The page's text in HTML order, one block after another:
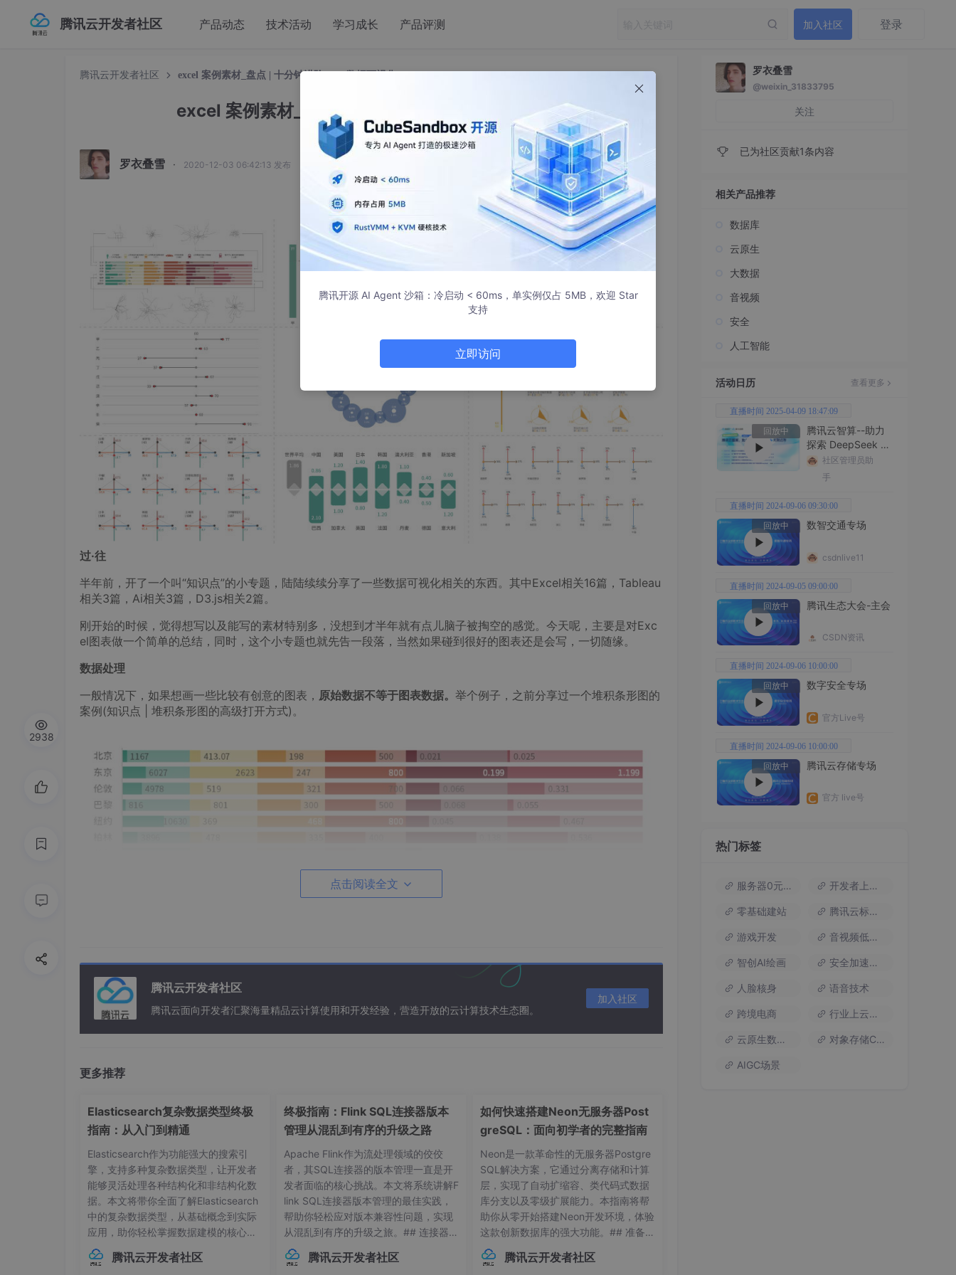
腾讯云开发者社区 产品动态 技术活动 学习成长 产品评测 加入社区 登录
腾讯云开发者社区 excel 案例素材_盘点 | 十分钟进阶Excel数据可视化
excel 案例素材_盘点 | 十分钟进阶Excel数据可视化
罗衣叠雪 · 2020-12-03 06:42:13 发布
过·往
半年前，开了一个叫“知识点”的小专题，陆陆续续分享了一些数据可视化相关的东西。其中Excel相关16篇，Tableau
相关3篇，Ai相关3篇，D3.js相关2篇。
刚开始的时候，觉得想写以及能写的素材特别多，没想到才半年就有点儿脑子被掏空的感觉。今天呢，主要是对Exc
el图表做一个简单的总结，同时，这个小专题也就先告一段落，当然如果碰到很好的图表还是会写，一切随缘。
数据处理
一般情况下，如果想画一些比较有创意的图表， 原始数据不等于图表数据。 举个例子，之前分享过一个堆积条形图的
案例(知识点 | 堆积条形图的高级打开方式)。
简单来说，这真的就是一个堆积条形图，先看下数据，每列的数量级都不太一样，想呈现上图的效果就需要做一个
点击阅读全文
腾讯云开发者社区
腾讯云面向开发者汇聚海量精品云计算使用和开发经验，营造开放的云计算技术生态圈。
加入社区
更多推荐
Elasticsearch复杂数据类型终极
指南：从入门到精通
Elasticsearch作为功能强大的搜索引
擎，支持多种复杂数据类型，让开发者
能够灵活处理各种结构化和非结构化数
据。本文将带你全面了解Elasticsearch
中的复杂数据类型，从基础概念到实际
应用，助你轻松掌握数据建模的核心技
巧。## 内部对象：构建层级化数据结构
在Elasticsearch中，对象类型（Objec
腾讯云开发者社区
终极指南：Flink SQL连接器版本
管理从混乱到有序的升级之路
Apache Flink作为流处理领域的佼佼
者，其SQL连接器的版本管理一直是开
发者面临的核心挑战。本文将系统讲解F
link SQL连接器版本管理的最佳实践，
帮助你轻松应对版本兼容性问题，实现
从混乱到有序的升级之旅。## 连接器版
本管理的常见痛点 😫在Flink应用开发
中，连接器版本管理常常让开发者头疼
腾讯云开发者社区
如何快速搭建Neon无服务器Post
greSQL：面向初学者的完整指南
Neon是一款革命性的无服务器Postgre
SQL解决方案，它通过分离存储和计算
层，实现了自动扩缩容、类代码式数据
库分支以及零级扩展能力。本指南将帮
助你从零开始搭建Neon开发环境，体验
这款创新数据库的强大功能。## 准备工
作：环境要求与依赖项在开始搭建Neon
环境前，请确保你的系统满足以下要
腾讯云开发者社区
2938
罗衣叠雪
@weixin_31833795
关注
已为社区贡献1条内容
相关产品推荐
数据库
云原生
大数据
音视频
安全
人工智能
活动日历 查看更多
直播时间 2025-04-09 18:47:09
回放中
腾讯云智算--助力
探索 DeepSeek 无
限边界社区管理员助
手
直播时间 2024-09-06 09:30:00
回放中
数智交通专场
csdnlive11
直播时间 2024-09-05 09:00:00
回放中
腾讯生态大会-主会
CSDN资讯
直播时间 2024-09-06 10:00:00
回放中
数字安全专场
官方Live号
直播时间 2024-09-06 10:00:00
回放中
腾讯云存储专场
官方 live号
热门标签
服务器0元试用 开发者上云包
零基础建站 腾讯云标杆案例
游戏开发 音视频低代码
智创AI绘画 安全加速流量
人脸核身 语音技术
跨境电商 行业上云方案
云原生数据库 对象存储COS
AIGC场景
腾讯开源 AI Agent 沙箱：冷启动 < 60ms，单实例仅占 5MB，欢迎 Star
支持
立即访问